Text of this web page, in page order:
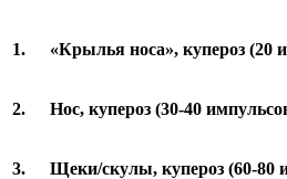
1. «Крылья носа», купероз (20
2. Нос, купероз (30-40
3. Щеки/скулы, купероз (60-80